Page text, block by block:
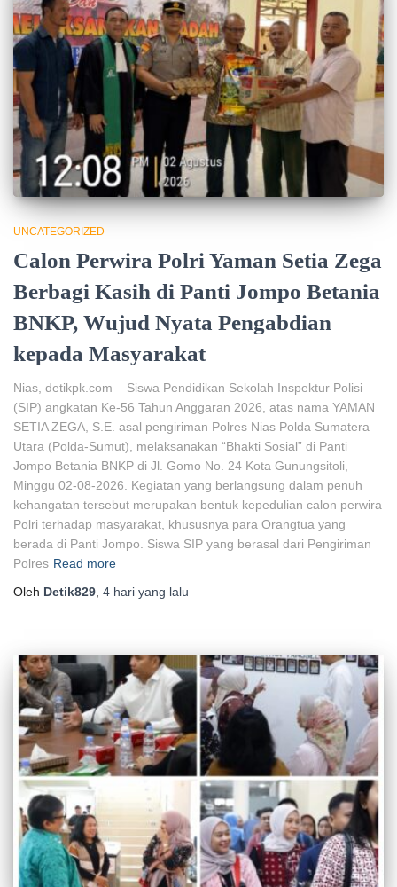
UNCATEGORIZED
Calon Perwira Polri Yaman Setia Zega
Berbagi Kasih di Panti Jompo Betania
BNKP, Wujud Nyata Pengabdian
kepada Masyarakat
Nias, detikpk.com – Siswa Pendidikan Sekolah Inspektur Polisi
(SIP) angkatan Ke-56 Tahun Anggaran 2026, atas nama YAMAN
SETIA ZEGA, S.E. asal pengiriman Polres Nias Polda Sumatera
Utara (Polda-Sumut), melaksanakan “Bhakti Sosial” di Panti
Jompo Betania BNKP di Jl. Gomo No. 24 Kota Gunungsitoli,
Minggu 02-08-2026. Kegiatan yang berlangsung dalam penuh
kehangatan tersebut merupakan bentuk kepedulian calon perwira
Polri terhadap masyarakat, khususnya para Orangtua yang
berada di Panti Jompo. Siswa SIP yang berasal dari Pengiriman
Polres Read more
Oleh Detik829 4 hari yang lalu